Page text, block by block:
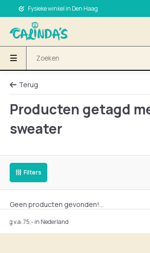
Fysieke winkel in Den Haag
Terug
Producten getagd
sweater
Filters
Geen producten gevonden!...
v.a. 75,- in Nederland